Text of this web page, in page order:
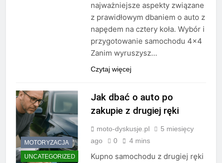
najważniejsze aspekty związane
z prawidłowym dbaniem o auto z
napędem na cztery koła. Wybór i
przygotowanie samochodu 4×4
Zanim wyruszysz…
Czytaj więcej
MOTORYZACJA
UNCATEGORIZED
Jak dbać o auto po
zakupie z drugiej ręki
moto-dyskusje.pl
5 miesięcy
ago
0 4 mins
Kupno samochodu z drugiej ręki